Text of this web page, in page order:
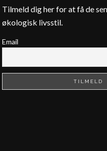
Tilmeld dig her for at få de
økologisk livsstil.
Email